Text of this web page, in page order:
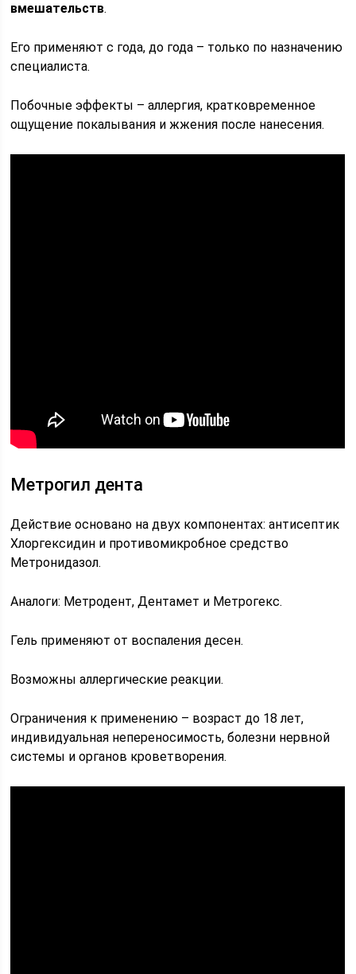
вмешательств.
Его применяют с года, до года – только по назначению
специалиста.
Побочные эффекты – аллергия, кратковременное
ощущение покалывания и жжения после нанесения.
Метрогил дента
Действие основано на двух компонентах: антисептик
Хлоргексидин и противомикробное средство
Метронидазол.
Аналоги: Метродент, Дентамет и Метрогекс.
Гель применяют от воспаления десен.
Возможны аллергические реакции.
Ограничения к применению – возраст до 18 лет,
индивидуальная непереносимость, болезни нервной
системы и органов кроветворения.